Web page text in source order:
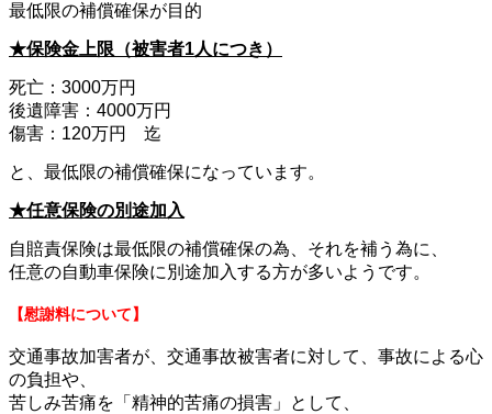
最低限の補償確保が目的
★保険金上限（被害者1人につき）
死亡：3000万円
後遺障害：4000万円
傷害：120万円 迄
と、最低限の補償確保になっています。
★任意保険の別途加入
自賠責保険は最低限の補償確保の為、それを補う為に、
任意の自動車保険に別途加入する方が多いようです。
【慰謝料について】
交通事故加害者が、交通事故被害者に対して、事故による心
の負担や、
苦しみ苦痛を「精神的苦痛の損害」として、